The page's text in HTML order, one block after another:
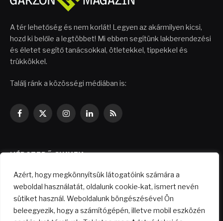
Azért, hogy megkönnyítsük látogatóink számára a
weboldal használatát, oldalunk cookie-kat, ismert nevén
sütiket használ. Weboldalunk böngészésével Ön
beleegyezik, hogy a számítógépén, illetve mobil eszközén
A tér lehetőség és nem korlát! Legyen az akármilyen kicsi,
hozd ki belőle a legtöbbet! Mi ebben segítünk lakberendezési
és életet segítő tanácsokkal, ötletekkel, tippekkel és
trükkökkel.
Találj ránk a közösségi médiában is:
Facebook
X
InstagramLinkedInRSS
NÉPSZERŰ CIKKEK
Költségkímélő felújítási ötletek
2026.04.29.